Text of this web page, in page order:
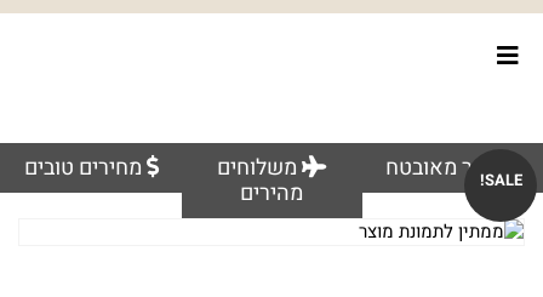
הספרים
למעבר
לחנות
לוח
לימוד
קשר
מבצעים
אתר מאובטח משלוחים
מהירים
מחירים טובים SALE!